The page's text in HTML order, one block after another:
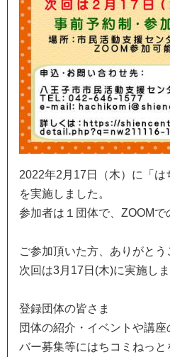
2022年2 月 17 日 （木） に 「 は
を実施し ま した 。
参加者は １ 団体で ZOOMで
ご参加頂いた方 あ り がと う
次回 は3月 17 日 (木)に実施し ま
登録団体の皆さ ま
団体の紹介 ・ イベン ト や講座
バー募集等にはち コ ミ ねっ と